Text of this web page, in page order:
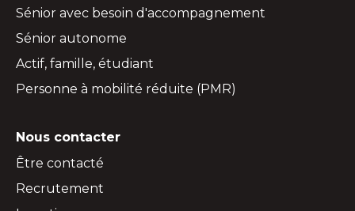
Sénior avec besoin d'accompagnement
Sénior autonome
Actif, famille, étudiant
Personne à mobilité réduite (PMR)
Nous contacter
Être contacté
Recrutement